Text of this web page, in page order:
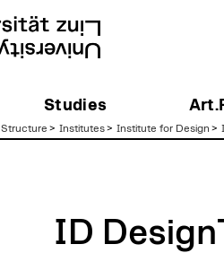
Studies
Structure > Institutes> Institute for Design >
ID